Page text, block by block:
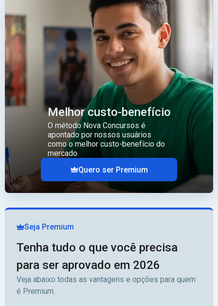
Melhor custo-benefício
O método Nova Concursos é
apontado por nossos usuários
como o melhor custo-benefício do
mercado.
Quero ser Premium
Seja Premium
Tenha tudo o que você precisa
para ser aprovado em 2026
Veja abaixo todas as vantagens e opções para quem
é Premium.